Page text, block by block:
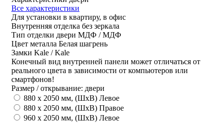
Все характеристики
Для установки в квартиру, в офис
Внутренняя отделка без зеркала
Тип отделки двери МДФ / МДФ
Цвет металла Белая шагрень
Замки Kale / Kale
Конечный вид внутренней панели может отличаться от
реального цвета в зависимости от компьютеров или
смартфонов!
Размер / открывание: двери
880 х 2050 мм, (ШхВ) Левое
880 х 2050 мм, (ШхВ) Правое
960 х 2050 мм, (ШхВ) Левое